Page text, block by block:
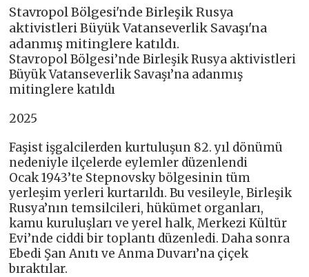
Stavropol Bölgesi'nde Birleşik Rusya
aktivistleri Büyük Vatanseverlik Savaşı'na
adanmış mitinglere katıldı.
Stavropol Bölgesi’nde Birleşik Rusya aktivistleri
Büyük Vatanseverlik Savaşı’na adanmış
mitinglere katıldı
2025
Faşist işgalcilerden kurtuluşun 82. yıl dönümü
nedeniyle ilçelerde eylemler düzenlendi
Ocak 1943’te Stepnovsky bölgesinin tüm
yerleşim yerleri kurtarıldı. Bu vesileyle, Birleşik
Rusya’nın temsilcileri, hükümet organları,
kamu kuruluşları ve yerel halk, Merkezi Kültür
Evi’nde ciddi bir toplantı düzenledi. Daha sonra
Ebedi Şan Anıtı ve Anma Duvarı’na çiçek
bıraktılar.